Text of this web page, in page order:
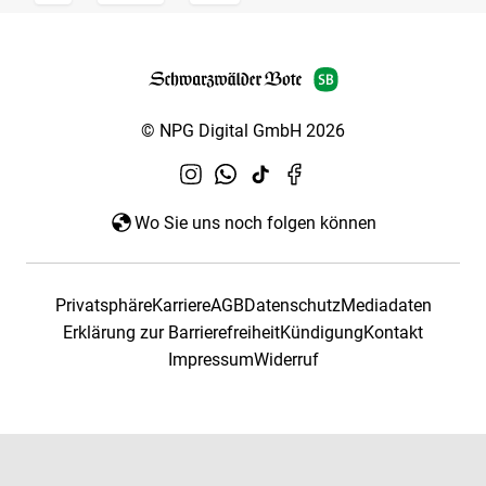
© NPG Digital GmbH 2026
Wo Sie uns noch folgen können
PrivatsphäreKarriereAGBDatenschutzMediadaten
Erklärung zur BarrierefreiheitKündigungKontakt
ImpressumWiderruf